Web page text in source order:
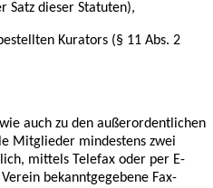
Satz dieser Statuten),
Kurators (§ 11 Abs. 2
auch zu den außerordentlichen
Mitglieder mindestens zwei
mittels Telefax oder per E-
bekanntgegebene Fax-